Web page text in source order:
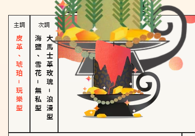
對方的主調蠟燭是...
主調
皮革、琥珀－玩樂型
次調
海鹽、雪花
－
無私型
大馬士革玫瑰
－
浪漫型